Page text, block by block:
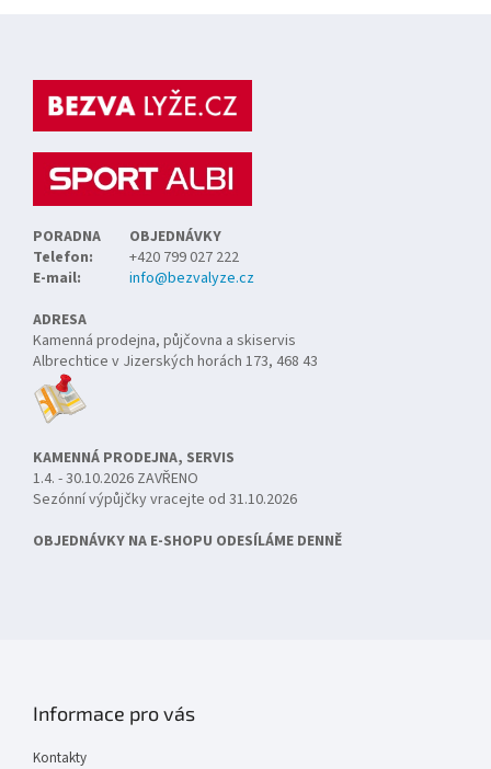
PORADNA
OBJEDNÁVKY
Telefon:
+420 799 027 222
E-mail:
info@bezvalyze.cz
ADRESA
Kamenná prodejna, půjčovna a skiservis
Albrechtice v Jizerských horách 173, 468 43
KAMENNÁ PRODEJNA, SERVIS
1.4. - 30.10.2026 ZAVŘENO
Sezónní výpůjčky vracejte od 31.10.2026
OBJEDNÁVKY NA E-SHOPU ODESÍLÁME DENNĚ
Informace pro vás
Kontakty